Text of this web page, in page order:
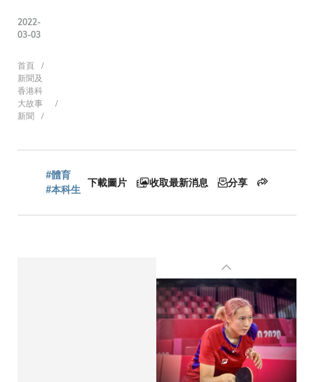
2022-
03-03
導
航
連
首頁
新聞及
香港科
大故事
新聞
#體育
#本科生
下載圖片 收取最新消息 分享